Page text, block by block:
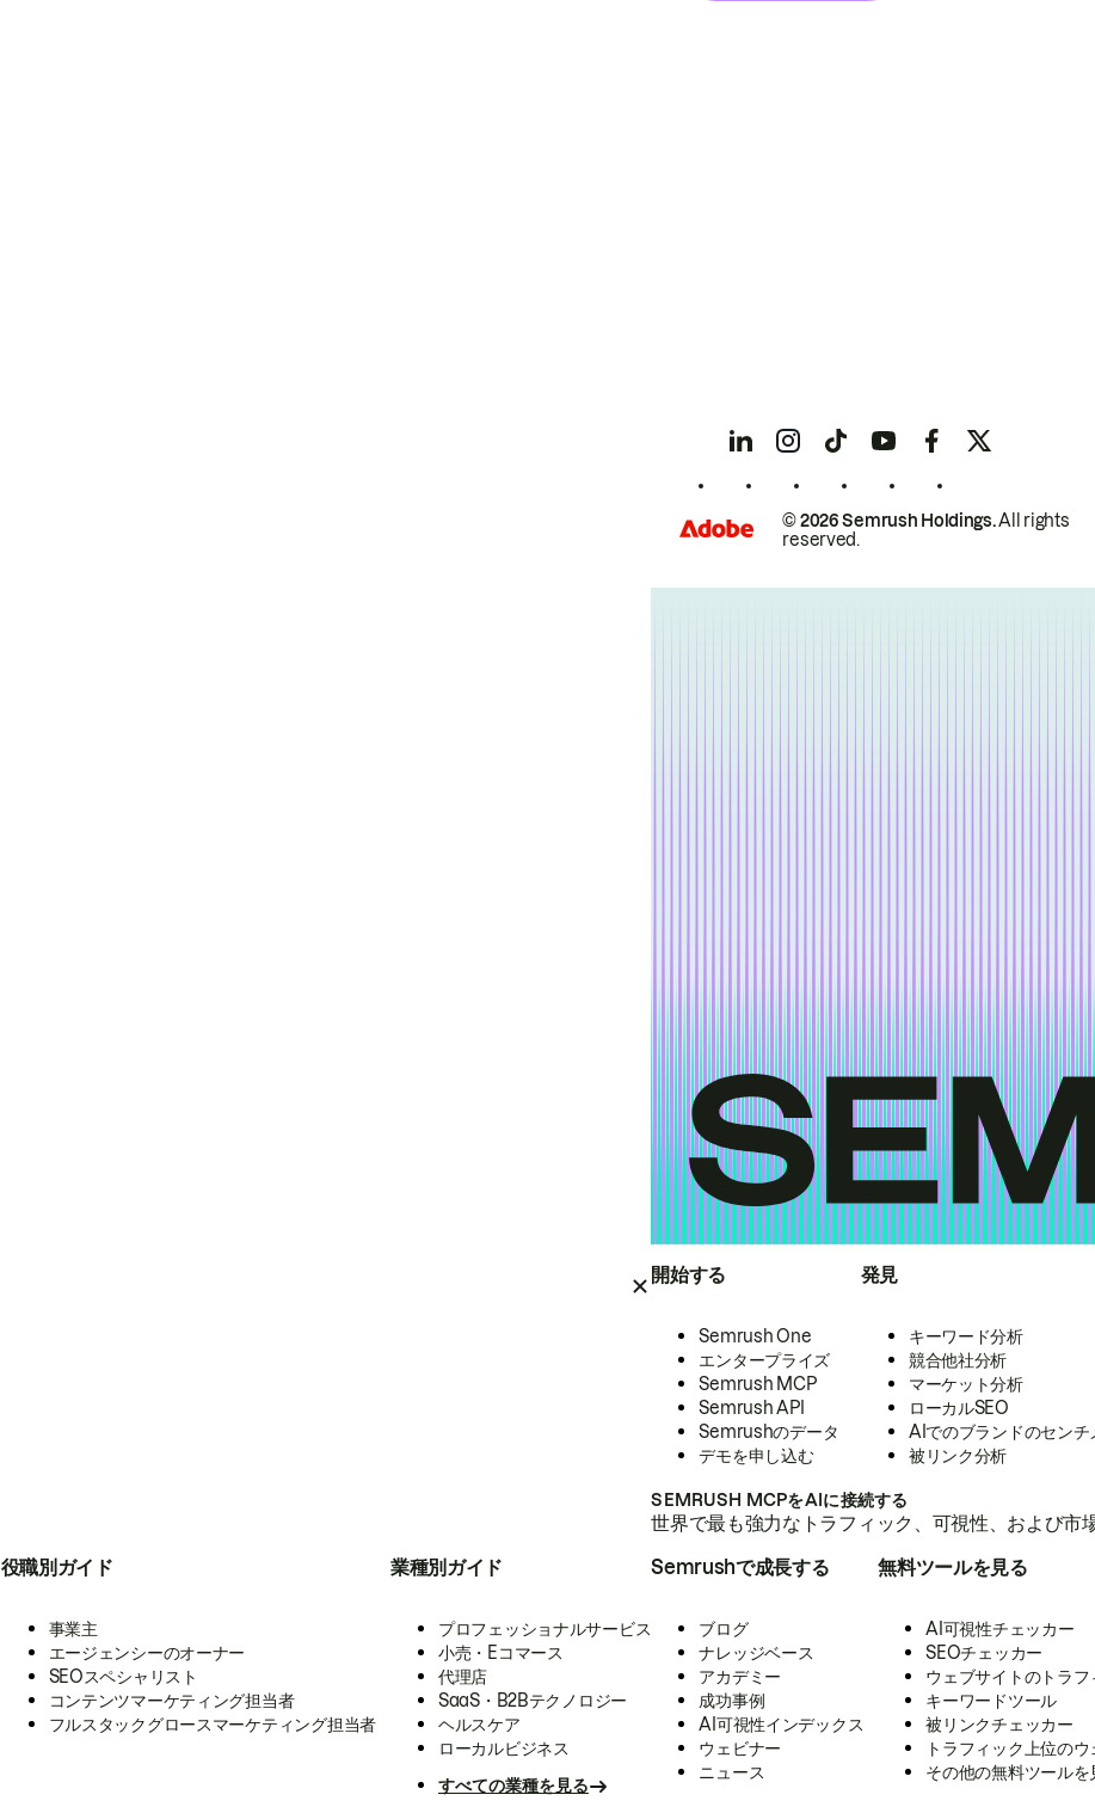
開始する
Semrush One
エンタープライズ
Semrush MCP
Semrush API
Semrushのデータ
デモを申し込む
発見
キーワード分析
競合他社分析
マーケット分析
ローカルSEO
AIでのブランドのセンチ
被リンク分析
SEMRUSH MCPをAIに接続する
世界で最も強力なトラフィック、可視性、および
役職別ガイド
事業主
エージェンシーのオーナー
SEOスペシャリスト
コンテンツマーケティング担当者
フルスタックグロースマーケティング担当者
業種別ガイド
プロフェッショナルサービス
小売・Eコマース
代理店
SaaS・B2Bテクノロジー
ヘルスケア
ローカルビジネス
すべての業種を見る
Semrushで成長する
ブログ
ナレッジベース
アカデミー
成功事例
AI可視性インデックス
ウェビナー
ニュース
無料ツールを見る
AI可視性チェッカー
SEOチェッカー
ウェブサイトのトラ
キーワードツール
被リンクチェッカー
トラフィック上位の
その他の無料ツールを
© 2026 Semrush Holdings.All rights
reserved.